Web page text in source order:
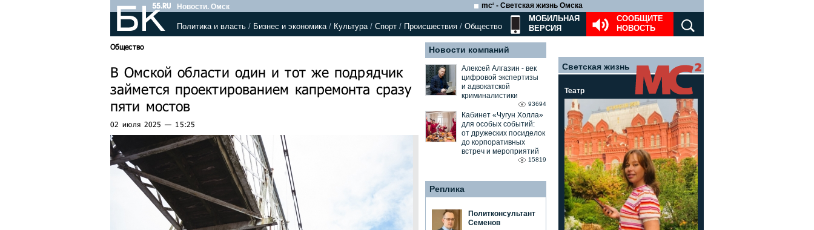
Новости. Омск mc2 - Светская жизнь Омска
Политика и власть / Бизнес и экономика/ Культура/ Спорт / Происшествия / Общество
СООБЩИТЕ
НОВОСТЬ
МОБИЛЬНАЯ
ВЕРСИЯ
Общество
В Омской области один и тот же подрядчик
займется проектированием капремонта сразу
пяти мостов
02 июля 2025 — 15:25
Новости компаний
Алексей Алгазин ⁃ век
цифровой экспертизы
и адвокатской
криминалистики
93694
Кабинет «Чугун Холла»
для особых событий:
от дружеских посиделок
до корпоративных
встреч и мероприятий
15819
Реплика
Политконсультант
Семенов
Светская жизнь
Театр